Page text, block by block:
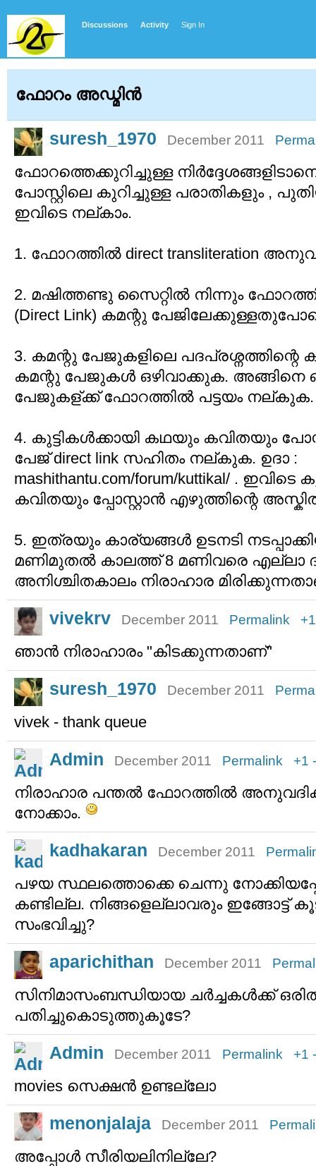
Discussions Activity Sign In
ഫോറം അഡ്മിന്‍
suresh_1970 December 2011
ഫോറത്തെക്കുറിച്ചുള്ള
പോസ്റ്റിലെ കുറിച്ചുള്ള പരാതികളും ,
ഇവിടെ നല്കാം.
1. ഫോറത്തില്‍ direct transliteration
2. മഷിത്തണ്ടു സൈറ്റില്‍ നിന്നും
(Direct Link) കമന്റു
3. കമന്റു പേജുകളിലെ പദപ്രശ്നത്തിന്റെ
കമന്റു പേജുകള്‍ ഒഴിവാക്കുക. അങ്ങിനെ
പേജുകള്ക്ക് ഫോറത്തില്‍ പട്ടയം നല്കുക.
4. കുട്ടികള്‍ക്കായി കഥയും കവിതയും
പേജ് direct link സഹിതം നല്കുക. ഉദാ :
mashithantu.com/forum/kuttikal/ .
കവിതയും പ്പോസ്റ്റാന്‍ എഴുത്തിന്റെ
5. ഇത്രയും കാര്യങ്ങള്‍ ഉടനടി
മണിമുതല്‍ കാലത്ത് 8 മണിവരെ എല്ലാ
അനിശ്ചിതകാലം നിരാഹാര
vivekrv December 2011 Permalink +1
ഞാന്‍ നിരാഹാരം "കിടക്കുന്നതാണ്"
suresh_1970 December 2011
vivek - thank queue
Admin December 2011 Permalink +1
നിരാഹാര പന്തല്‍ ഫോറത്തില്‍
നോക്കാം.
kadhakaran December 2011
പഴയ സ്ഥലത്തൊക്കെ ചെന്നു
കണ്ടില്ല. നിങ്ങളെല്ലാവരും ഇങ്ങോട്ട്
സംഭവിച്ചു?
aparichithan December 2011
സിനിമാസംബന്ധിയായ ചര്‍ച്ചകള്‍ക്ക്
പതിച്ചുകൊടുത്തുകൂടേ?
Admin December 2011 Permalink +1
movies സെക്ഷന്‍ ഉണ്ടല്ലോ
menonjalaja December 2011
അപ്പോള്‍ സീരിയലിനില്ലേ?